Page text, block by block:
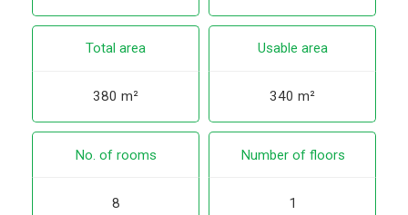
Total area
380 m²
Usable area
340 m²
No. of rooms
8
Number of floors
1